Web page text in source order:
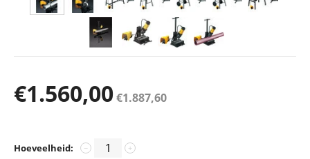
€1.560,00€1.887,60
Hoeveelheid: +
−